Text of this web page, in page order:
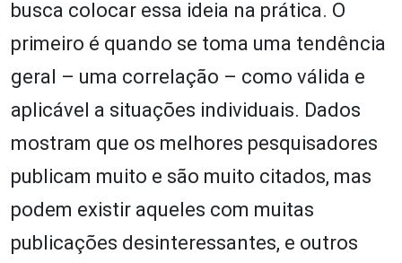
busca colocar essa ideia na prática. O
primeiro é quando se toma uma tendência
geral – uma correlação – como válida e
aplicável a situações individuais. Dados
mostram que os melhores pesquisadores
publicam muito e são muito citados, mas
podem existir aqueles com muitas
publicações desinteressantes, e outros